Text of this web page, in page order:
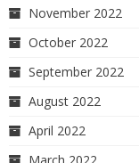
November 2022
October 2022
September 2022
August 2022
April 2022